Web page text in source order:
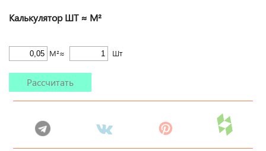
Калькулятор ШТ ≈ М²
М²≈ Шт
Рассчитать